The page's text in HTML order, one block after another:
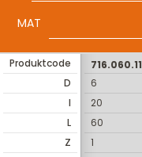
MAT
Produktcode
D
I
L
Z
716.060.11
6
20
60
1